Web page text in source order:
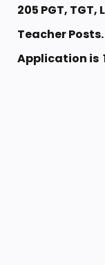
205 PGT,
Teacher
Application is